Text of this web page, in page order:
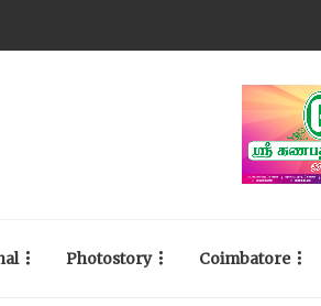
Photostory Coimbatore